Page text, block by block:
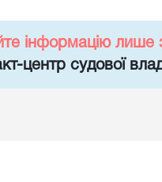
інформацію лише
центр судової